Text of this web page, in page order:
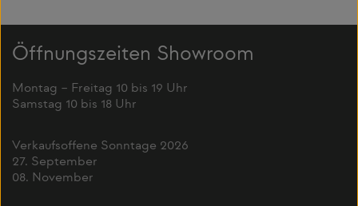
Öffnungszeiten Showroom
Montag – Freitag 10 bis 19 Uhr
Samstag 10 bis 18 Uhr
Verkaufsoffene Sonntage 2026
27. September
08. November